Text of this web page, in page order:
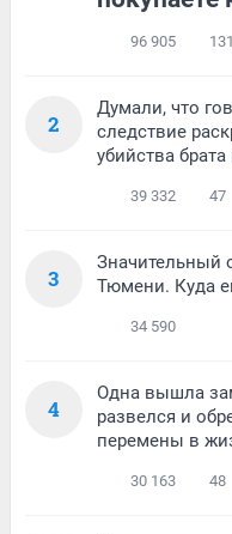
96 905 131
2
Думали, что
следствие
убийства
39 332 47
3
Значительный
Тюмени. Куда
34 590
4
Одна вышла
развелся и
перемены в
30 163 48